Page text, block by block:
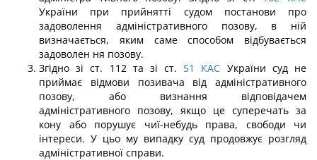
України при прийнятті судом постанови про
задоволення адміністративного позову, в ній
визначається, яким саме способом відбувається
задоволен ня позову.
Згідно зі ст. 112 та зі ст. 51 КАС України суд не
приймає відмови позивача від адміністративного
позову, або визнання відповідачем
адміністративного позову, якщо це суперечать за
кону або порушує чиї-небудь права, свободи чи
інтереси. У цьо му випадку суд продовжує розгляд
адміністративної справи.